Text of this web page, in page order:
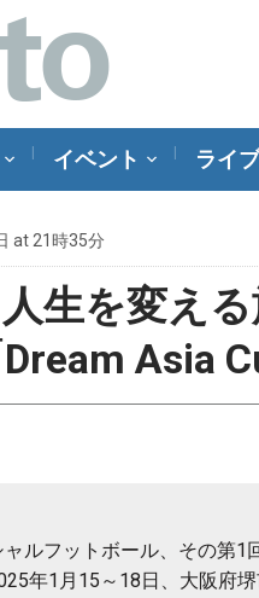
イベント ライブ
at 21時35分
生を変え
Asia
ルフットボール、その第1
年1月15～18日、大阪府